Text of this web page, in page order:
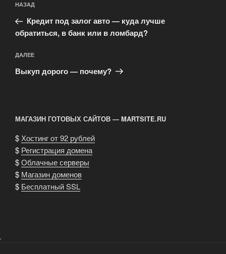
по
записям
Предыдущая
запись:
НАЗАД
Кредит под залог авто — куда лучше
обратиться, в банк или в ломбард?
Следующая
запись
ДАЛЕЕ
Выкуп дорого — почему?
МАГАЗИН ГОТОВЫХ САЙТОВ — MARTSITE.RU
$Хостинг от 92 рублей
$ Регистрация домена
$Облачные серверы
$ Магазин доменов
$ Бесплатный SSL
.